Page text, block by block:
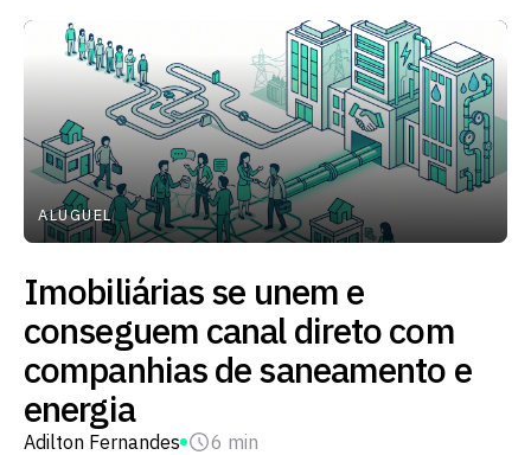
ALUGUEL
Imobiliárias se unem e
conseguem canal direto com
companhias de saneamento e
energia
Adilton Fernandes 6 min